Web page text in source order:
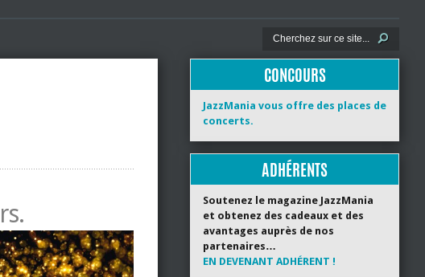
CONCOURS
JazzMania vous offre des places de
concerts.
ADHÉRENTS
Soutenez le magazine JazzMania
et obtenez des cadeaux et des
avantages auprès de nos
partenaires…
EN DEVENANT ADHÉRENT !